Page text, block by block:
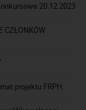
20.12.2023
CZŁONKÓW
projektu FRPH